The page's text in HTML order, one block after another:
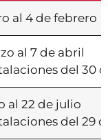
al 4 de febrero
al 7 de abril
del 30
al 22 de julio
del 29